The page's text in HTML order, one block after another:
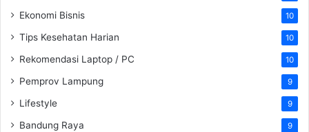
Ekonomi Bisnis 10
Tips Kesehatan Harian 10
Rekomendasi Laptop / PC 10
Pemprov Lampung 9
Lifestyle 9
Bandung Raya 9